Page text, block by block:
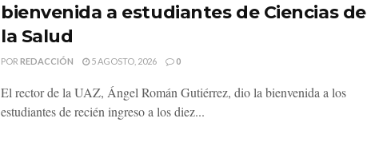
bienvenida a estudiantes de Ciencias de
la Salud
POR REDACCIÓN 5 AGOSTO, 2026 0
El rector de la UAZ, Ángel Román Gutiérrez, dio la bienvenida a los
estudiantes de recién ingreso a los diez...